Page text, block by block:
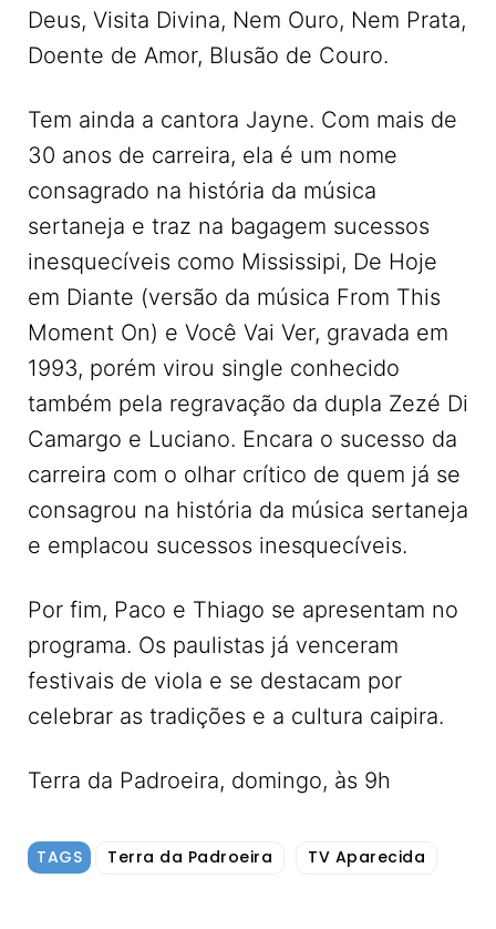
Deus, Visita Divina, Nem Ouro, Nem Prata,
Doente de Amor, Blusão de Couro.
Tem ainda a cantora Jayne. Com mais de
30 anos de carreira, ela é um nome
consagrado na história da música
sertaneja e traz na bagagem sucessos
inesquecíveis como Mississipi, De Hoje
em Diante (versão da música From This
Moment On) e Você Vai Ver, gravada em
1993, porém virou single conhecido
também pela regravação da dupla Zezé Di
Camargo e Luciano. Encara o sucesso da
carreira com o olhar crítico de quem já se
consagrou na história da música sertaneja
e emplacou sucessos inesquecíveis.
Por fim, Paco e Thiago se apresentam no
programa. Os paulistas já venceram
festivais de viola e se destacam por
celebrar as tradições e a cultura caipira.
Terra da Padroeira, domingo, às 9h
TAGS Terra da Padroeira TV Aparecida